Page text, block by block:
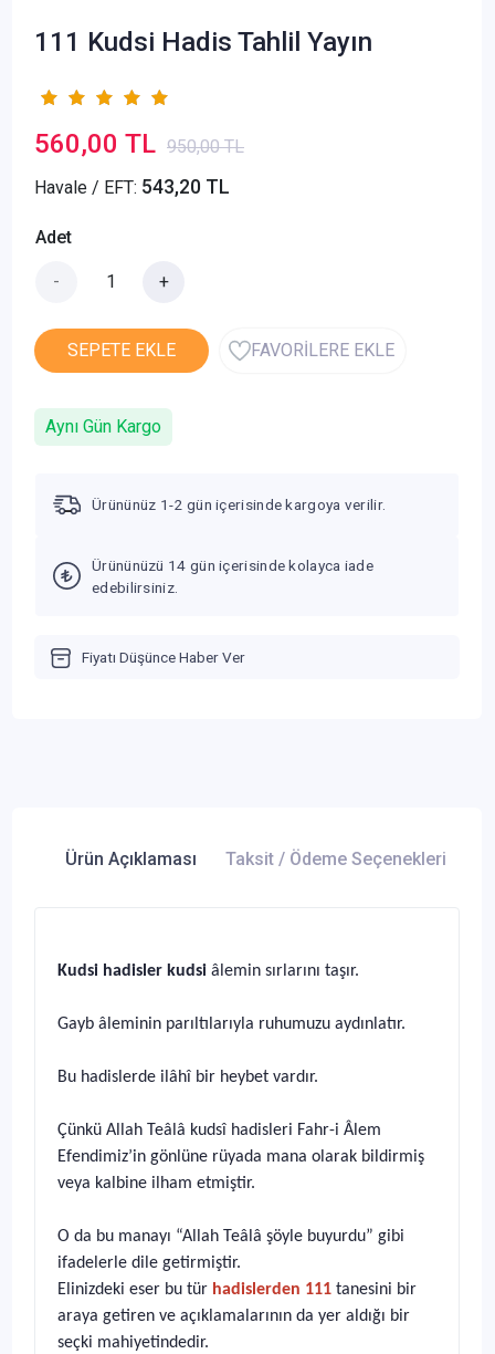
111 Kudsi Hadis Tahlil Yayın
560,00 TL 950,00 TL
Havale / EFT: 543,20 TL
Adet
- +
SEPETE EKLE FAVORİLERE EKLE
Aynı Gün Kargo
Ürününüz 1-2 gün içerisinde kargoya verilir.
Ürününüzü 14 gün içerisinde kolayca iade
edebilirsiniz.
Fiyatı Düşünce Haber Ver
Ürün Açıklaması Taksit / Ödeme Seçenekleri
Kudsi hadisler kudsi âlemin sırlarını taşır.
Gayb âleminin parıltılarıyla ruhumuzu aydınlatır.
Bu hadislerde ilâhî bir heybet vardır.
Çünkü Allah Teâlâ kudsî hadisleri Fahr-i Âlem
Efendimiz’in gönlüne rüyada mana olarak bildirmiş
veya kalbine ilham etmiştir.
O da bu manayı “Allah Teâlâ şöyle buyurdu” gibi
ifadelerle dile getirmiştir.
Elinizdeki eser bu tür hadislerden 111 tanesini bir
araya getiren ve açıklamalarının da yer aldığı bir
seçki mahiyetindedir.